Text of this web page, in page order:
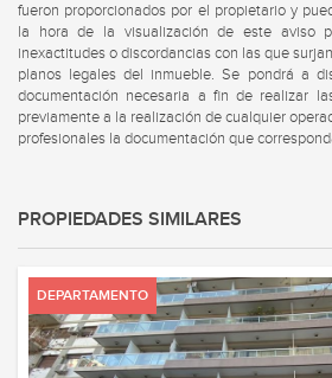
fueron proporcionados por el propietario y
la hora de la visualización de este aviso
inexactitudes o discordancias con las que
planos legales del inmueble. Se pondrá a
documentación necesaria a fin de realizar
previamente a la realización de cualquier
profesionales la documentación que
PROPIEDADES SIMILARES
DEPARTAMENTO